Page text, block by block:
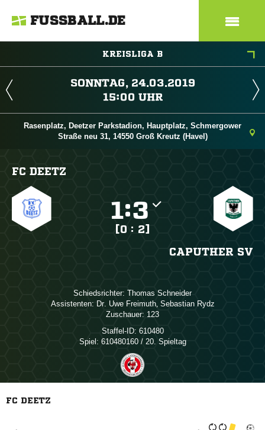
FUSSBALL.DE
KREISLIGA B
 
 
Rasenplatz, Deetzer Parkstadion, Hauptplatz, Schmergower
Straße neu 31, 14550 Groß Kreutz (Havel)
FC DEETZ
:
[0 : 2]
CAPUTHER SV
Schiedsrichter:  
Assistenten:   ,  
Zuschauer: 123
Staffel-ID: 610480
Spiel: 610480160 / 20. Spieltag
FC DEETZ